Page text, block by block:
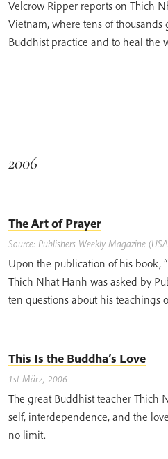
Velcrow Ripper reports on Thich
Vietnam, where tens of
Buddhist practice and to heal the
2006
The Art of Prayer
Source: Publishers Weekly Magazine
Upon the publication of his book,
Thich Nhat Hanh was asked by
ten questions about his teachings
This Is the Buddha’s Love
1st März, 2006
The great Buddhist teacher Thich
self, interdependence, and the
no limit.